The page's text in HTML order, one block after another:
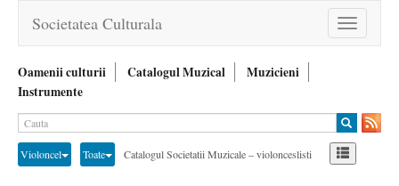
Toggle
navigation
Societatea Culturala
Oamenii culturii Catalogul Muzical
Muzicieni
Instrumente
Violoncel Toate Catalogul Societatii Muzicale – violonceslisti